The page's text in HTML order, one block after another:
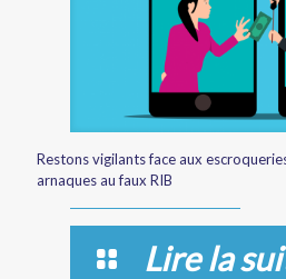
Restons vigilants face aux
arnaques au faux RIB
Lire la